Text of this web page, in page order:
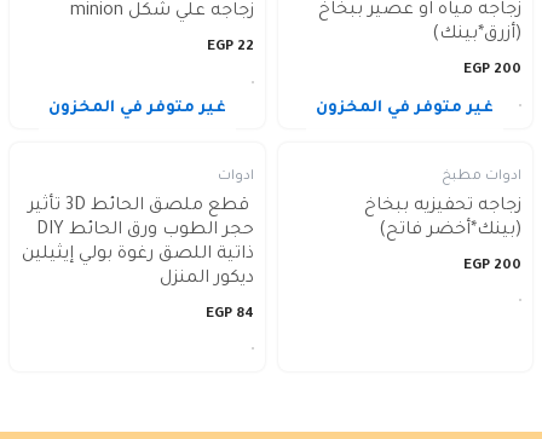
زجاجه مياه او عصير ببخاخ
(أزرق*بينك)
200
EGP
زجاجه علي شكل minion
22
EGP
غير متوفر في المخزون
ادوات مطبخ
زجاجه تحفيزيه ببخاخ
(بينك*أخضر فاتح)
200
EGP
غير متوفر في المخزون
ادوات
قطع ملصق الحائط 3D تأثير
حجر الطوب ورق الحائط DIY
ذاتية اللصق رغوة بولي إيثيلين
ديكور المنزل
84
EGP